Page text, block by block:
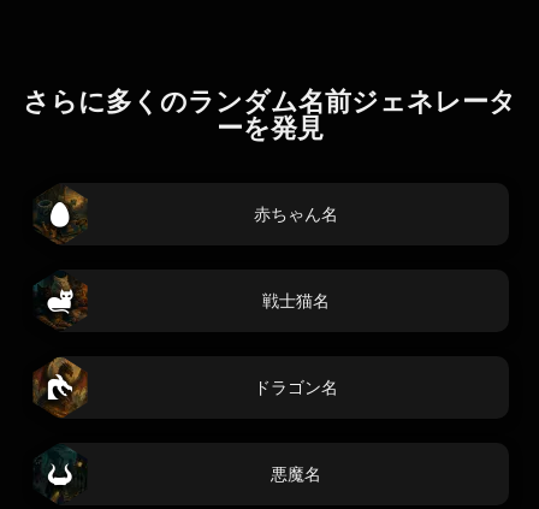
さらに多くのランダム名前ジェネレータ
ーを発見
赤ちゃん名
戦士猫名
ドラゴン名
悪魔名